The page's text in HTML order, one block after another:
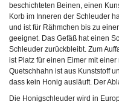
beschichteten Beinen, einen
Korb im Inneren der Schleuder
und ist für Rähmchen bis zu
geeignet. Das Gefäß hat einen
Schleuder zurückbleibt. Zum
ist Platz für einen Eimer mit
Quetschhahn ist aus Kunststoff
dass kein Honig ausläuft. Der
Die Honigschleuder wird in